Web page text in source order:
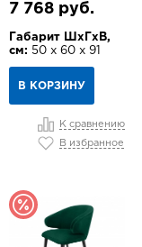
7 768 руб.
Габарит ШхГхВ,
см: 50 х 60 х 91
В КОРЗИНУ
К сравнению
В избранное